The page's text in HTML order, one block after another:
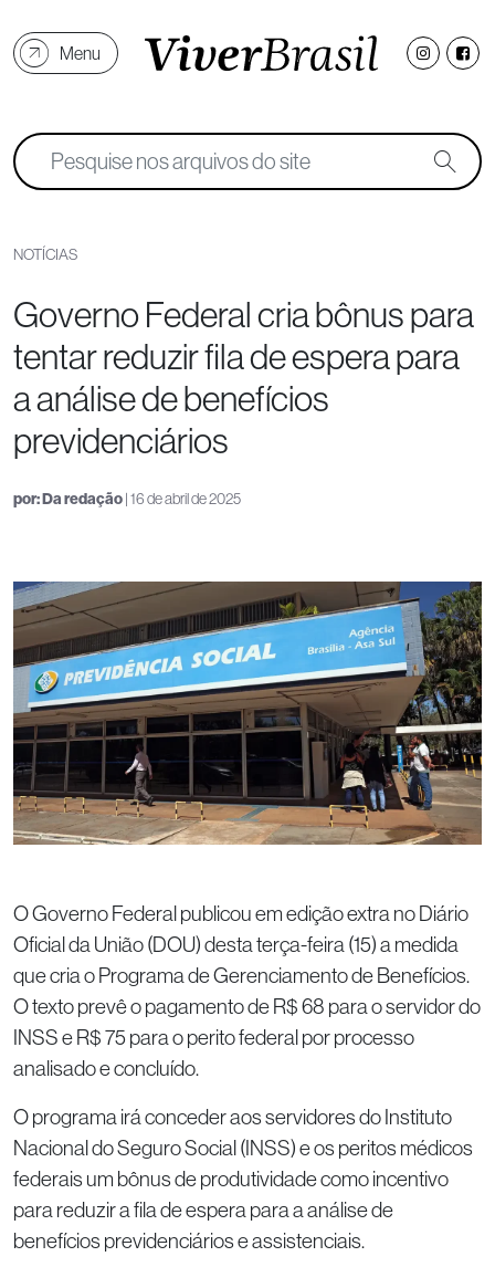
Menu
NOTÍCIAS
Governo Federal cria bônus para
tentar reduzir fila de espera para
a análise de benefícios
previdenciários
por:Da redação| 16 de abril de 2025
O Governo Federal publicou em edição extra no Diário
Oficial da União (DOU) desta terça-feira (15) a medida
que cria o Programa de Gerenciamento de Benefícios.
O texto prevê o pagamento de R$ 68 para o servidor do
INSS e R$ 75 para o perito federal por processo
analisado e concluído.
O programa irá conceder aos servidores do Instituto
Nacional do Seguro Social (INSS) e os peritos médicos
federais um bônus de produtividade como incentivo
para reduzir a fila de espera para a análise de
benefícios previdenciários e assistenciais.